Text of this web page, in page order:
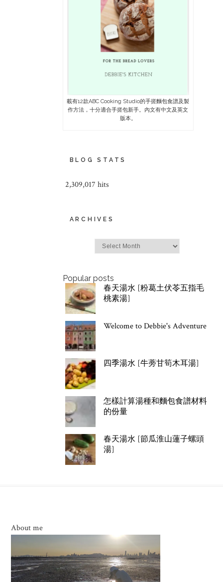
載有12款ABC Cooking Studio的手搓麵包食譜及製
作方法，十分適合手搓包新手。內文有中文及英文
版本。
BLOG STATS
2,309,017 hits
ARCHIVES
Popular posts
春天湯水 [粉葛土伏苓五指毛
桃素湯]
Welcome to Debbie's Adventure
四季湯水 [牛蒡甘筍木耳湯]
怎樣計算湯種和麵包食譜材料
的份量
春天湯水 [節瓜淮山蓮子螺頭
湯]
About me